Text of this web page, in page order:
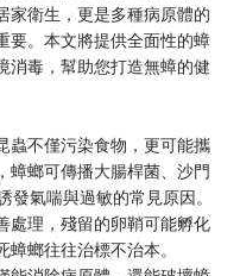
家衛生，更是多種病原體的
要。本文將提供全面性的蟑
消毒，幫助您打造無蟑的健
蟲不僅污染食物，更可能攜
蟑螂可傳播大腸桿菌、沙門
氣喘與過敏的常見原因。
處理，殘留的卵鞘可能孵化
螂往往治標不治本。